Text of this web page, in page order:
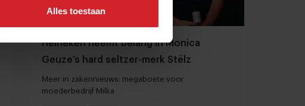
Alles toestaan
Heineken neemt belang in Monica
Geuze’s hard seltzer-merk Stëlz
Meer in zakennieuws: megaboete voor
moederbedrijf Milka